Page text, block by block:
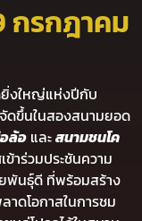
กรกฎาคม
งใหญ่แห่งปีกับ
ดขึ้นในสองสนามยอด
ล้อ และสนามชนโค
าร่วมประชันความ
พันธุ์ดี ที่พร้อมสร้าง
าดโอกาสในการชม